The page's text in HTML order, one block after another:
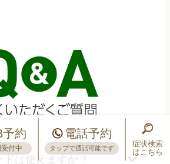
は使えますか？
予約
付中
電話予約
タップで通話可能です
症状検索
はこちら